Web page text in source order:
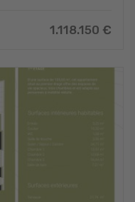
1.118.150 €